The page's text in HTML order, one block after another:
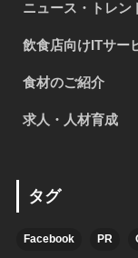
ニュース・トレン
飲食店向けITサー
食材のご紹介
求人・人材育成
タグ
Facebook PR